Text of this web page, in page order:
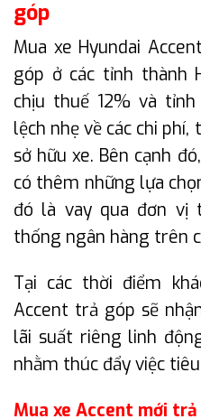
góp
Mua xe Hyundai
góp ở các tỉnh thành
chịu thuế 12% và
lệch nhẹ về các chi
sở hữu xe. Bên cạnh
có thêm những lựa
đó là vay qua đơn vị
thống ngân hàng trên
Tại các thời điểm
Accent trả góp sẽ
lãi suất riêng linh
nhằm thúc đẩy việc
Mua xe Accent mới